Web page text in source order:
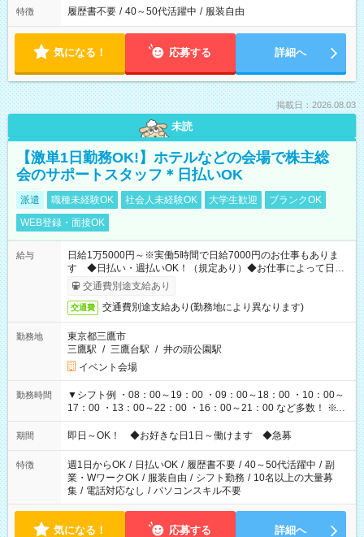
特徴 履歴書不要 / 40～50代活躍中 / 服装自由
気になる！ 応募する 詳細へ
掲載日：2026.08.03
未読
【激単1日勤務OK!】ホテルなどの会場で株主総
会のサポートスタッフ＊日払いOK
派遣 職種未経験OK 社会人未経験OK 大学生歓迎
ブランクOK
WEB登録・面接OK
給与
日給1万5000円～※実働5時間で日給7000円のお仕事もありま
す ◆日払い・週払いOK！（規定あり）◆お仕事によって日給
も異なります
交通費別途支給あり
交通費 交通費別途支給あり(勤務地により異なります)
勤務地
東京都三鷹市
三鷹駅 / 三鷹台駅 / 井の頭公園駅
イベント会場
勤務時間
▼シフト例 ・08：00～19：00 ・09：00～18：00 ・10：00～
17：00 ・13：00～22：00 ・16：00～21：00 など多数！ ※お
仕事により勤務時間が異なります
期間 即日～OK！ ◆お好きな日1日～働けます ◆急募
特徴 週1日からOK / 日払いOK / 履歴書不要 / 40～50代活躍中 / 副
業・WワークOK / 服装自由 / シフト勤務 / 10名以上の大量募
集 / 電話対応なし / パソコンスキル不要
気になる！ 応募する 詳細へ